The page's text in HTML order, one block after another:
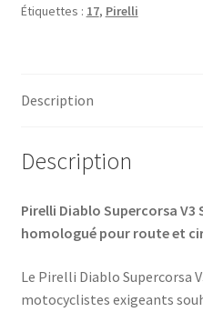
Étiquettes : 17, Pirelli
Description
Description
Pirelli Diablo Supercorsa V3
homologué pour route et
Le Pirelli Diablo Supercorsa
motocyclistes exigeants